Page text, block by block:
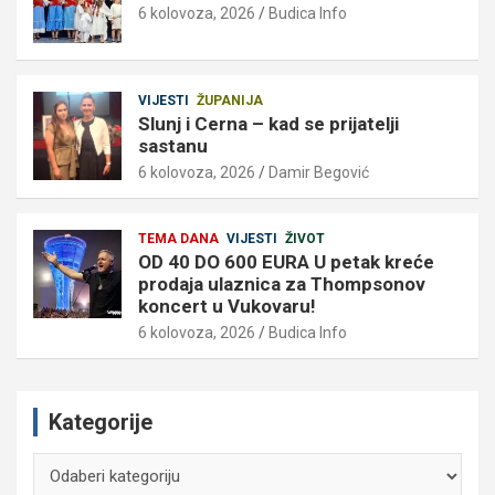
6 kolovoza, 2026 Budica Info
VIJESTI ŽUPANIJA
Slunj i Cerna – kad se prijatelji
sastanu
6 kolovoza, 2026 Damir Begović
TEMA DANA VIJESTI ŽIVOT
OD 40 DO 600 EURA U petak kreće
prodaja ulaznica za Thompsonov
koncert u Vukovaru!
6 kolovoza, 2026 Budica Info
Kategorije